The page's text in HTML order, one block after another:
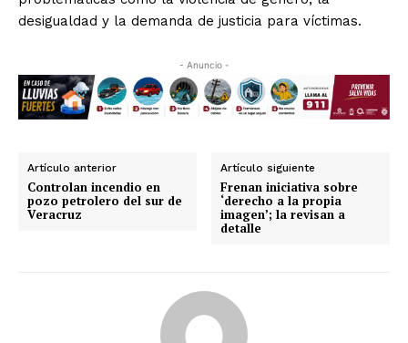
desigualdad y la demanda de justicia para víctimas.
- Anuncio -
Artículo anterior
Controlan incendio en
pozo petrolero del sur de
Veracruz
Artículo siguiente
Frenan iniciativa sobre
‘derecho a la propia
imagen’; la revisan a
detalle